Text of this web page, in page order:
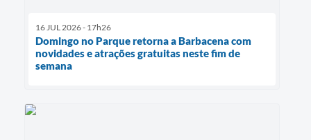
16 JUL 2026 - 17h26
Domingo no Parque retorna a Barbacena com
novidades e atrações gratuitas neste fim de
semana